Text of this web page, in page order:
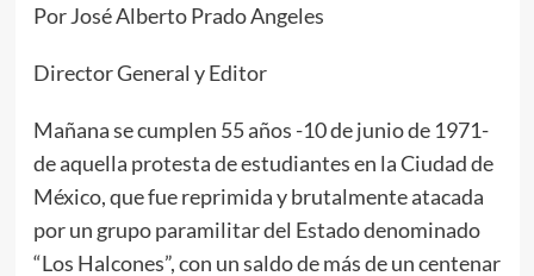
Por José Alberto Prado Angeles
Director General y Editor
Mañana se cumplen 55 años -10 de junio de 1971-
de aquella protesta de estudiantes en la Ciudad de
México, que fue reprimida y brutalmente atacada
por un grupo paramilitar del Estado denominado
“Los Halcones”, con un saldo de más de un centenar